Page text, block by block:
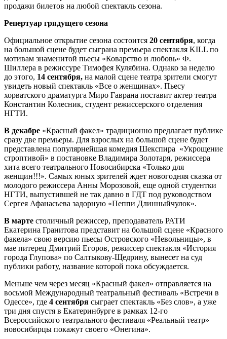
продажи билетов на любой спектакль сезона.
Репертуар грядущего сезона
Официальное открытие сезона состоится 20 сентября, когда
на большой сцене будет сыграна премьера спектакля KILL по
мотивам знаменитой пьесы «Коварство и любовь» Ф.
Шиллера в режиссуре Тимофея Кулябина. Однако за неделю
до этого, 14 сентября, на малой сцене театра зрители смогут
увидеть новый спектакль «Все о женщинах». Пьесу
хорватского драматурга Миро Гаврана поставит актер театра
Константин Колесник, студент режиссерского отделения
НГТИ.
В декабре «Красный факел» традиционно предлагает публике
сразу две премьеры. Для взрослых на большой сцене будет
представлена популярнейшая комедия Шекспира «Укрощение
строптивой» в постановке Владимира Золотаря, режиссера
хита всего театрального Новосибирска «Только для
женщин!!!». Самых юных зрителей ждет новогодняя сказка от
молодого режиссера Анны Морозовой, еще одной студентки
НГТИ, выпустившей не так давно в ГДТ под руководством
Сергея Афанасьева задорную «Пеппи Длинныйчулок».
В марте столичный режиссер, преподаватель РАТИ
Екатерина Гранитова представит на большой сцене «Красного
факела» свою версию пьесы Островского «Невольницы», в
мае питерец Дмитрий Егоров, режиссер спектакля «История
города Глупова» по Салтыкову-Щедрину, вынесет на суд
публики работу, название которой пока обсуждается.
Меньше чем через месяц «Красный факел» отправляется на
восьмой Международный театральный фестиваль «Встречи в
Одессе», где 4 сентября сыграет спектакль «Без слов», а уже
три дня спустя в Екатеринбурге в рамках 12-го
Всероссийского театрального фестиваля «Реальный театр»
новосибирцы покажут своего «Онегина».